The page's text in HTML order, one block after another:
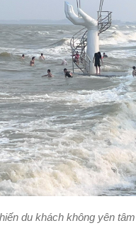
du khách không yên